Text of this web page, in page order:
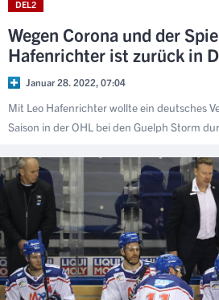
DEL2
Wegen Corona und der
Hafenrichter ist zurück in
Januar 28. 2022, 07:04
Mit Leo Hafenrichter wollte ein deutsches
Saison in der OHL bei den Guelph Storm